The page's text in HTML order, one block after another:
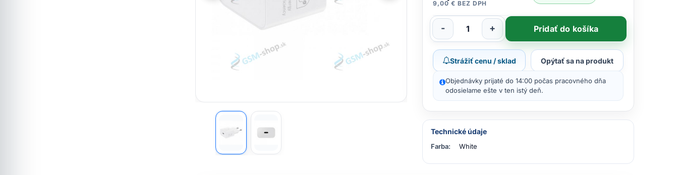
9,00 € BEZ DPH
- + Pridať do košíka
Strážiť cenu / sklad Opýtať sa na produkt
Objednávky prijaté do 14:00 počas pracovného dňa
odosielame ešte v ten istý deň.
Technické údaje
Farba: White